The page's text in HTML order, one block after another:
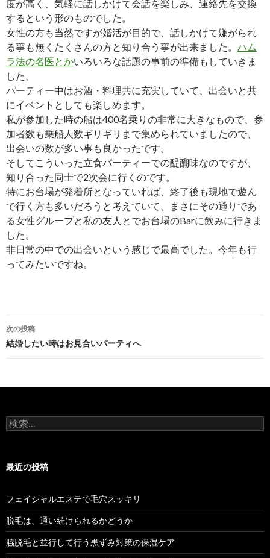
度が高く、気軽に話しかけて会話を楽しみ、連絡先を交換
するという形のものでした。
女性の方も当然ですが婚活が目的で、話しかけて嫌がられ
る事も無くたくさんの方と知り合う事が出来ました。 ハム
ラ法の名医とかいろいろな話題の事前の準備もしていきま
した、
パーティー中はお酒・料理共に充実していて、出会いと共
にイベントとしても楽しめます。
私が参加した時の船は400名乗りの非常に大きなもので、参
加者数も乗船人数ギリギリまで集められていましたので、
出会いの数が多い事も良かったです。
そしてこういった立食パーティーでの醍醐味なのですが、
知り合った同士で2次会に行くのです。
特にお台場が発着所となっていれば、終了後も現地で遊ん
で行く方も多いだろうと考えていて、まさにその通りであ
る女性グループと私の友人とでお台場のBarに飲みに行きま
した。
非日常の中での出会いという感じで最高でした。今年も行
ってみたいですね。
投
稿
ビ
ー
ョ
ン
次の投稿
結婚したい時はお見合いパーティへ
検
索:
最近の投稿
フェイシャルエステで毛穴スッキリ
脱毛は、通い続けられるかどうか
脇脱毛と並行して行う黒ずみ対策の保湿ケア